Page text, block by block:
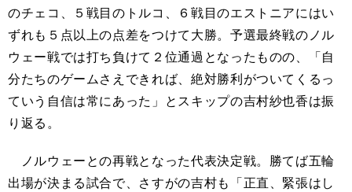
のチェコ、５戦目のトルコ、６戦目のエストニアにはい
ずれも５点以上の点差をつけて大勝。予選最終戦のノル
ウェー戦では打ち負けて２位通過となったものの、「自
分たちのゲームさえできれば、絶対勝利がついてくるっ
ていう自信は常にあった」とスキップの吉村紗也香は振
り返る。
ノルウェーとの再戦となった代表決定戦。勝てば五輪
出場が決まる試合で、さすがの吉村も「正直、緊張はし